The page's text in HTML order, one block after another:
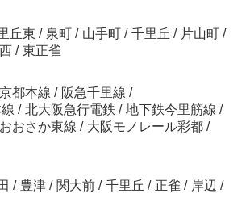
丘東 / 泉町 / 山手町 / 千里丘 / 片山町 /
/ 東正雀
都本線 / 阪急千里線 /
/ 北大阪急行電鉄 / 地下鉄今里筋線 /
おおさか東線 / 大阪モノレール彩都 /
/ 豊津 / 関大前 / 千里丘 / 正雀 / 岸辺 /